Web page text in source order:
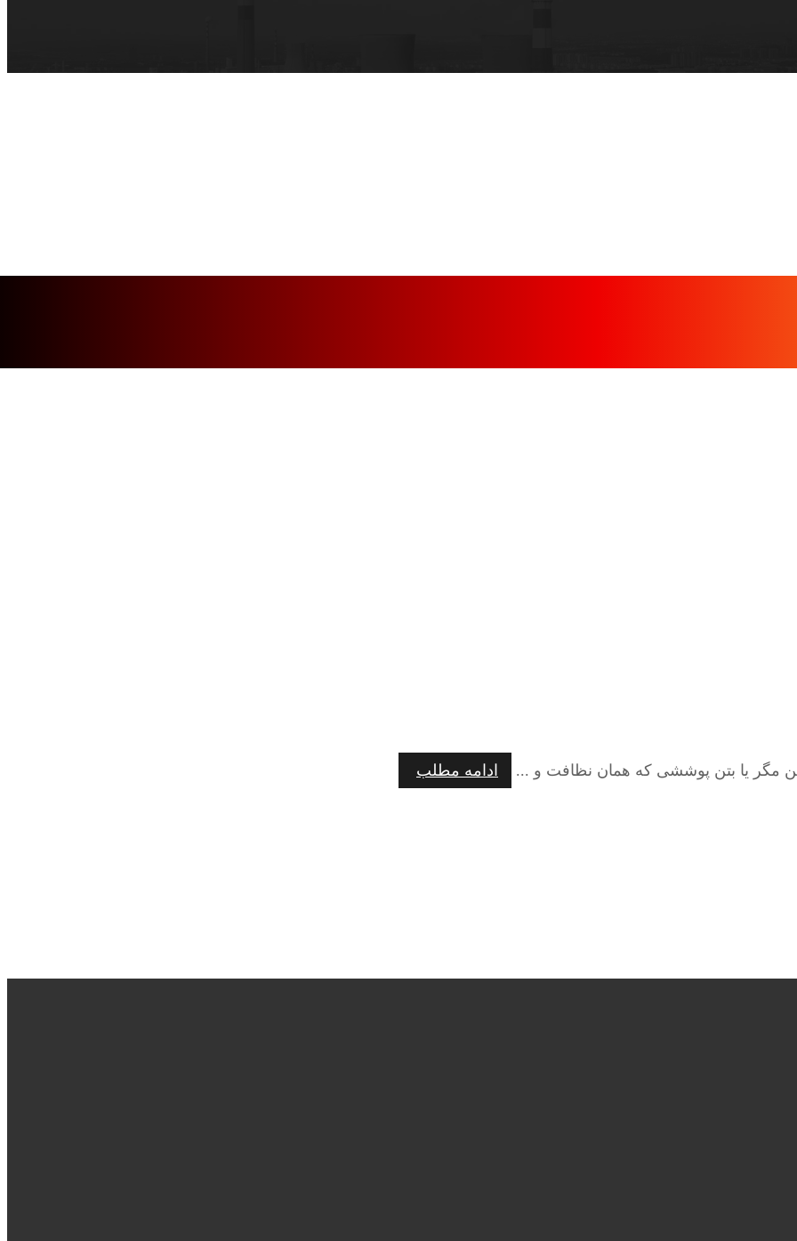
مگر یا بتن پوششی که همان نظافت و ... ادامه مطلب